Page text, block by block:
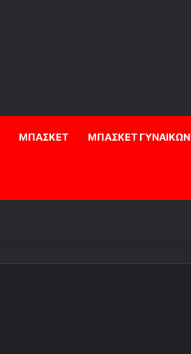
ΜΠΑΣΚΕΤ ΜΠΑΣΚΕΤ ΓΥΝΑΙΚΩΝ